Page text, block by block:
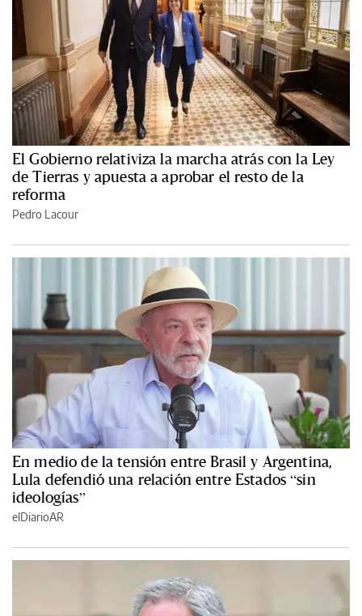
El Gobierno relativiza la marcha atrás con la Ley
de Tierras y apuesta a aprobar el resto de la
reforma
Pedro Lacour
En medio de la tensión entre Brasil y Argentina,
Lula defendió una relación entre Estados “sin
ideologías”
elDiarioAR